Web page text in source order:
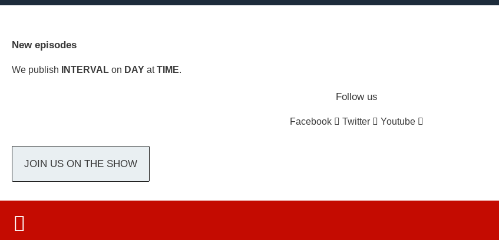
New episodes
We publish INTERVAL on DAY atTIME.
Follow us
Facebook Twitter Youtube
JOIN US ON THE SHOW